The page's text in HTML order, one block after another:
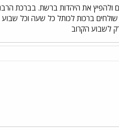
את היהדות ברשת. בברכת
ברכות לכותל כל שעה וכל שבוע
לשבוע הקרוב